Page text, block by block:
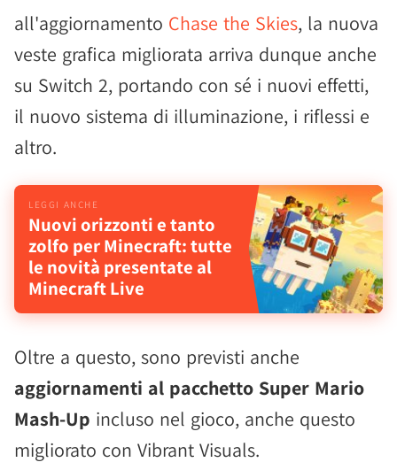
all'aggiornamento Chase the Skies, la nuova
veste grafica migliorata arriva dunque anche
su Switch 2, portando con sé i nuovi effetti,
il nuovo sistema di illuminazione, i riflessi e
altro.
Nuovi orizzonti e tanto
zolfo per Minecraft: tutte
le novità presentate al
Minecraft Live
Oltre a questo, sono previsti anche
aggiornamenti al pacchetto Super Mario
Mash-Up incluso nel gioco, anche questo
migliorato con Vibrant Visuals.